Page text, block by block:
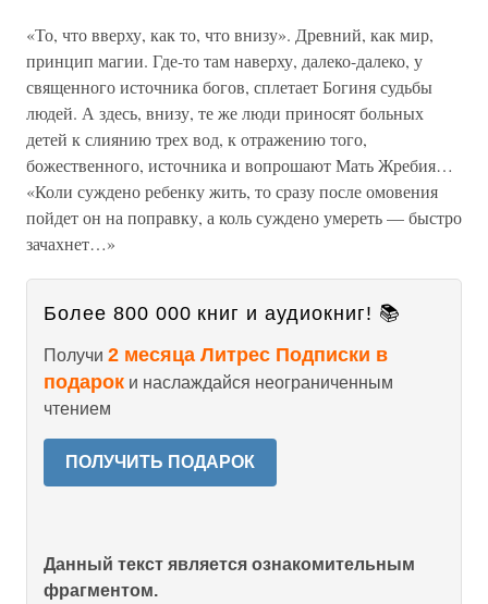
«То, что вверху, как то, что внизу». Древний, как мир,
принцип магии. Где-то там наверху, далеко-далеко, у
священного источника богов, сплетает Богиня судьбы
людей. А здесь, внизу, те же люди приносят больных
детей к слиянию трех вод, к отражению того,
божественного, источника и вопрошают Мать Жребия…
«Коли суждено ребенку жить, то сразу после омовения
пойдет он на поправку, а коль суждено умереть — быстро
зачахнет…»
Более 800 000 книг и аудиокниг! 📚
Получи 2 месяца Литрес Подписки в
подарок и наслаждайся неограниченным
чтением
ПОЛУЧИТЬ ПОДАРОК
Данный текст является ознакомительным
фрагментом.